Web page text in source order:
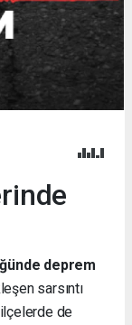
deprem
sarsıntı
de